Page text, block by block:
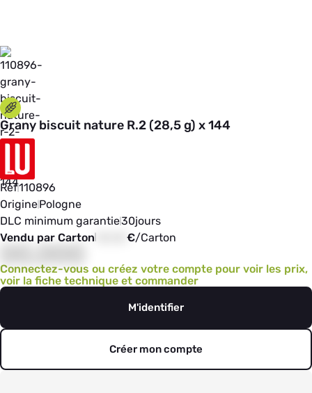
Grany biscuit nature R.2 (28,5 g) x 144
Réf110896
OriginePologne
DLC minimum garantie30jours
Vendu par Carton
€/Carton
Connectez-vous ou créez votre compte pour voir les prix,
voir la fiche technique et commander
M'identifier
Créer mon compte